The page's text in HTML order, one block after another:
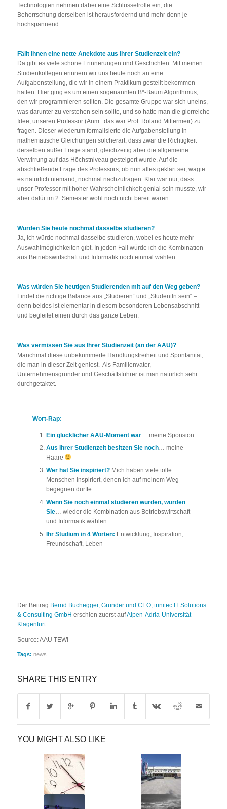
Technologien nehmen dabei eine Schlüsselrolle ein, die
Beherrschung derselben ist herausfordernd und mehr denn je
hochspannend.
Fällt Ihnen eine nette Anekdote aus Ihrer Studienzeit ein?
Da gibt es viele schöne Erinnerungen und Geschichten. Mit meinen
Studienkollegen erinnern wir uns heute noch an eine
Aufgabenstellung, die wir in einem Praktikum gestellt bekommen
hatten. Hier ging es um einen sogenannten B*-Baum Algorithmus,
den wir programmieren sollten. Die gesamte Gruppe war sich uneins,
was darunter zu verstehen sein sollte, und so hatte man die glorreiche
Idee, unseren Professor (Anm.: das war Prof. Roland Mittermeir) zu
fragen. Dieser wiederum formalisierte die Aufgabenstellung in
mathematische Gleichungen solcherart, dass zwar die Richtigkeit
derselben außer Frage stand, gleichzeitig aber die allgemeine
Verwirrung auf das Höchstniveau gesteigert wurde. Auf die
abschließende Frage des Professors, ob nun alles geklärt sei, wagte
es natürlich niemand, nochmal nachzufragen. Klar war nur, dass
unser Professor mit hoher Wahrscheinlichkeit genial sein musste, wir
aber dafür im 2. Semester wohl noch nicht bereit waren.
Würden Sie heute nochmal dasselbe studieren?
Ja, ich würde nochmal dasselbe studieren, wobei es heute mehr
Auswahlmöglichkeiten gibt. In jeden Fall würde ich die Kombination
aus Betriebswirtschaft und Informatik noch einmal wählen.
Was würden Sie heutigen Studierenden mit auf den Weg geben?
Findet die richtige Balance aus „Studieren“ und „StudentIn sein“ –
denn beides ist elementar in diesem besonderen Lebensabschnitt
und begleitet einen durch das ganze Leben.
Was vermissen Sie aus Ihrer Studienzeit (an der AAU)?
Manchmal diese unbekümmerte Handlungsfreiheit und Spontanität,
die man in dieser Zeit geniest. Als Familienvater,
Unternehmensgründer und Geschäftsführer ist man natürlich sehr
durchgetaktet.
Wort-Rap:
Ein glücklicher AAU-Moment war… meine Sponsion
Aus Ihrer Studienzeit besitzen Sie noch… meine
Haare
Wer hat Sie inspiriert?Mich haben viele tolle
Menschen inspiriert, denen ich auf meinem Weg
begegnen durfte.
Wenn Sie noch einmal studieren würden, würden
Sie… wieder die Kombination aus Betriebswirtschaft
und Informatik wählen
Ihr Studium in 4 Worten: Entwicklung, Inspiration,
Freundschaft, Leben
Der Beitrag Bernd Buchegger, Gründer und CEO, trinitec IT Solutions
& Consulting GmbH erschien zuerst aufAlpen-Adria-Universität
Klagenfurt.
Source: AAU TEWI
Tags: news
SHARE THIS ENTRY
YOU MIGHT ALSO LIKE